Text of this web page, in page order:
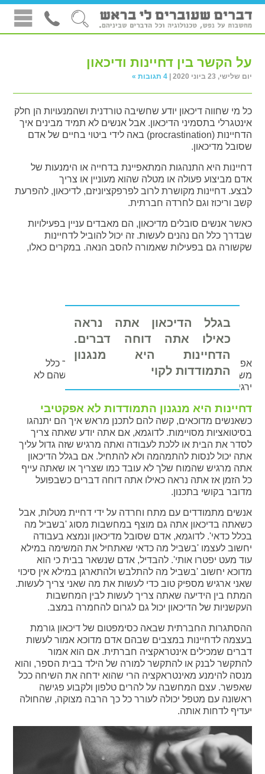
על הקשר בין דחיינות ודיכאון
יום שלישי, 23 ביוני 2020 | 4 תגובות »
כל מי שחווה דיכאון יודע שחשיבה טורדנית ושהמנעויות הן חלק
אינטגרלי בתסמיני הדיכאון. אבל אנשים לא תמיד מבינים איך
הדחיינות (procrastination) באה לידי ביטוי בחיים של אדם
שסובל מדיכאון.
דחיינות היא התנהגות המתאפיינת בדחייה או הימנעות של
אדם מביצוע פעולה או מטלה שהוא מעוניין או צריך
לבצע. דחיינות מקושרת לרוב לפרפקציוניזם, לדיכאון, להפרעת
קשב וריכוז וגם לחרדה חברתית.
כאשר אנשים סובלים מדיכאון, הם מאבדים עניין בפעילויות
שבדרך כלל הם נהנים לעשות. זה יכול להוביל לדחיינות
שקשורה גם בפעילות שאמורה להסב הנאה. במקרים כאלו,
אפילו אם תזמינו אותם לאירוע חברתי שהם בדרך כלל
משתתפים בו, הם יהססו להשתתף כי הם יפחדו שהם לא
ירגישו טוב כשהם יהיו שם.
דחיינות היא מנגנון התמודדות לא אפקטיבי
כשאנשים מדוכאים, קשה להם לתכנן מראש איך הם יתנהגו
בסיטואציות מסויימות. לדוגמא, אם אתה יודע שאתה צריך
לסדר את הבית או ללכת לעבודה ואתה מרגיש שזה גדול עליך
אתה יכול לנסות להתמהמה ולא להתחיל. אם בגלל הדיכאון
אתה מרגיש שהמוח שלך לא עובד כמו שצריך או שאתה עייף
כל הזמן אז אתה נראה כאילו אתה דוחה דברים כשבפועל
מדובר בקושי בתכנון.
אנשים מתמודדים עם מתח וחרדה על ידי דחיית מטלות, אבל
כשאתה בדיכאון אתה גם מוצף במחשבות מסוג 'בשביל מה
בכלל כדאי'. לדוגמא, אדם שסובל מדיכאון ונמצא בעבודה
יחשוב לעצמו 'בשביל מה כדאי שאתחיל את המשימה במילא
עוד מעט יפטרו אותי'. להבדיל, אדם שנשאר בבית כי הוא
מדוכא יחשוב 'בשביל מה להתלבש ולהתארגן במילא אין סיכוי
שאני ארגיש מספיק טוב כדי לעשות את מה שאני צריך לעשות.
המתח בין הידיעה שאתה צריך לעשות לבין המחשבות
העקשניות של הדיכאון יכול גם לגרום להחמרה במצב.
ההסתגרות החברתית שבאה כסימפטום של דיכאון גורמת
בעצמה לדחיינות במצבים שבהם אדם מדוכא אמור לעשות
דברים שמכילים אינטראקציה חברתית. אם הוא אמור
להתקשר לבנק או להתקשר למורה של הילד בבית הספר, והוא
מנסה להימנע מאינטראקציה הרי שהוא ידחה את השיחה ככל
שאפשר. עצם המחשבה על להרים טלפון ולקבוע פגישה
ראשונה עם מטפל יכולה לעורר כל כך הרבה מצוקה, שהחולה
יעדיף לדחות אותה.
בגלל הדיכאון אתה נראה
כאילו אתה דוחה דברים.
הדחיינות היא מנגנון
התמודדות לקוי